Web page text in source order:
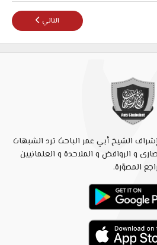
ابن تيمية عن الصوفية؟ ولماذا مدحهم?المقال التالي:
التالي
الشيخ أبي عمر الباحث ترد الشبهات
و الروافض و الملاحدة و العلمانيين
المصوّرة.